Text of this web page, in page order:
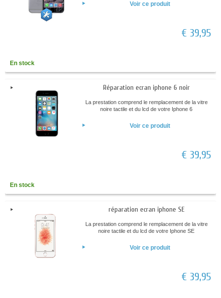
Voir ce produit
€ 39,95
En stock
Réparation ecran iphone 6 noir
La prestation comprend le remplacement de la vitre
noire tactile et du lcd de votre Iphone 6
Voir ce produit
€ 39,95
En stock
réparation ecran iphone SE
La prestation comprend le remplacement de la vitre
noire tactile et du lcd de votre Iphone SE
Voir ce produit
€ 39,95